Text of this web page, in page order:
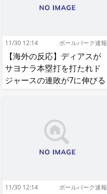
11/30 12:14 ボールパーク速報
【海外の反応】ディアスが
サヨナラ本塁打を打たれド
ジャースの連敗が7に伸びる
11/30 12:14 ボールパーク速報